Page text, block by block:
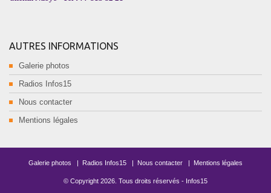
AUTRES INFORMATIONS
Galerie photos
Radios Infos15
Nous contacter
Mentions légales
Galerie photos | Radios Infos15 | Nous contacter | Mentions légales
© Copyright 2026 . Tous droits réservés - Infos15